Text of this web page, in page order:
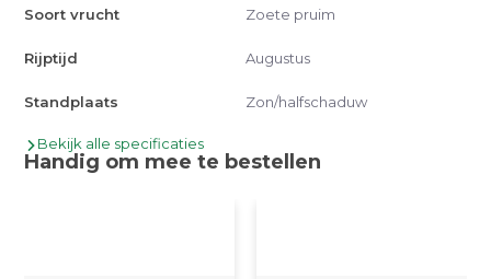
Soort vrucht Zoete pruim
Rijptijd Augustus
Standplaats Zon/halfschaduw
Bekijk alle specificaties
Handig om mee te bestellen